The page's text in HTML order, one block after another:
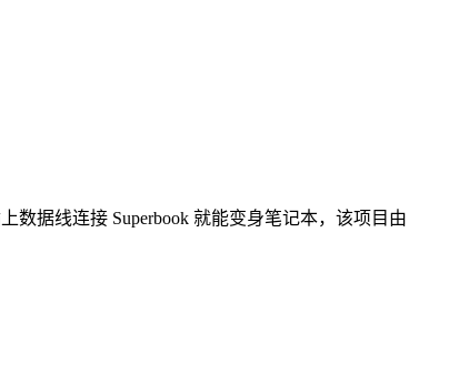
数据线连接 Superbook 就能变身笔记本，该项目由